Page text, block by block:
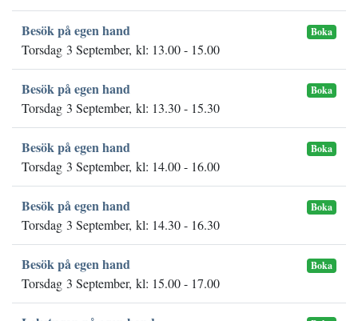
Besök på egen hand Boka
Torsdag 3 September, kl: 13.00 - 15.00
Besök på egen hand Boka
Torsdag 3 September, kl: 13.30 - 15.30
Besök på egen hand Boka
Torsdag 3 September, kl: 14.00 - 16.00
Besök på egen hand Boka
Torsdag 3 September, kl: 14.30 - 16.30
Besök på egen hand Boka
Torsdag 3 September, kl: 15.00 - 17.00